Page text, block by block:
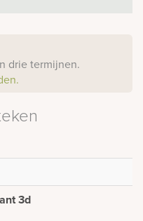
drie termijnen.
3d